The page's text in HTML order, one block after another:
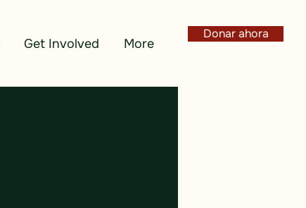
Get Involved More
Donar ahora